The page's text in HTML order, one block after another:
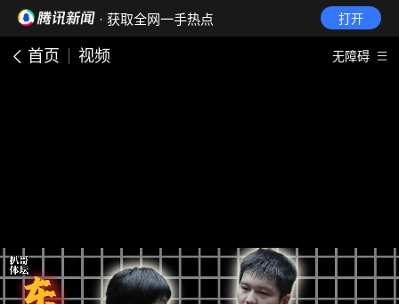
· 获取全网一手热点 打开
首页 视频 无障碍